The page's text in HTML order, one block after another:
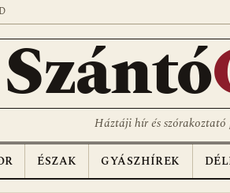
Szántó
Háztáji hír és
ÉSZAK GYÁSZHÍREK